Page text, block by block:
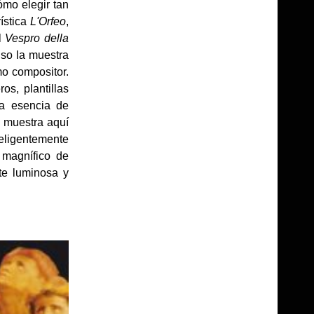
elegir tan
L'Orfeo,
Vespro della
la muestra
compositor.
plantillas
esencia de
aquí
de
luminosa y